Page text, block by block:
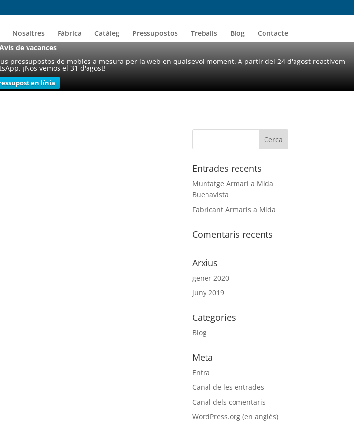
Avís de vacances
pressupostos de mobles a mesura per la web en qualsevol moment. A partir del 24 d'agost reactivem
¡Nos vemos el 31 d'agost!
en línia
Nosaltres Fàbrica Catàleg Pressupostos Treballs Blog Contacte
Entrades recents
Muntatge Armari a Mida
Buenavista
Fabricant Armaris a Mida
Comentaris recents
Arxius
gener 2020
juny 2019
Categories
Blog
Meta
Entra
Canal de les entrades
Canal dels comentaris
WordPress.org (en anglès)